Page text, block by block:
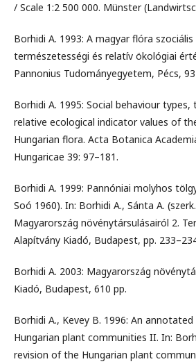
/ Scale 1:2 500 000. Münster
Borhidi A. 1993: A magyar flóra
természetességi és relatív ökológiai
Pannonius Tudományegyetem, Pécs,
Borhidi A. 1995: Social behaviour
relative ecological indicator values of
Hungarian flora. Acta Botanica
Hungaricae 39: 97–181.
Borhidi A. 1999: Pannóniai molyhos
Soó 1960). In: Borhidi A., Sánta A.
Magyarország növénytársulásairól 2.
Alapítvány Kiadó, Budapest, pp.
Borhidi A. 2003: Magyarország
Kiadó, Budapest, 610 pp.
Borhidi A., Kevey B. 1996: An
Hungarian plant communities II. In:
revision of the Hungarian plant